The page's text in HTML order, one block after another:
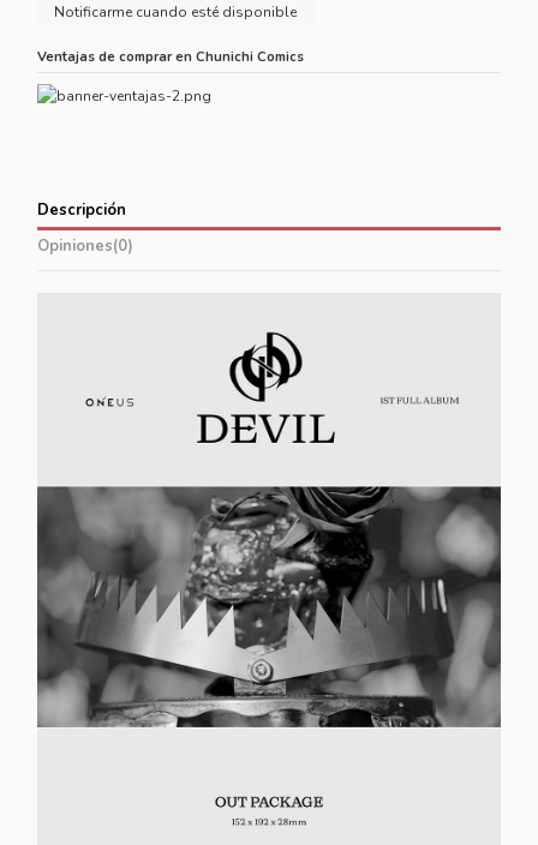
Ventajas de comprar en Chunichi Comics
Descripción
Opiniones(0)